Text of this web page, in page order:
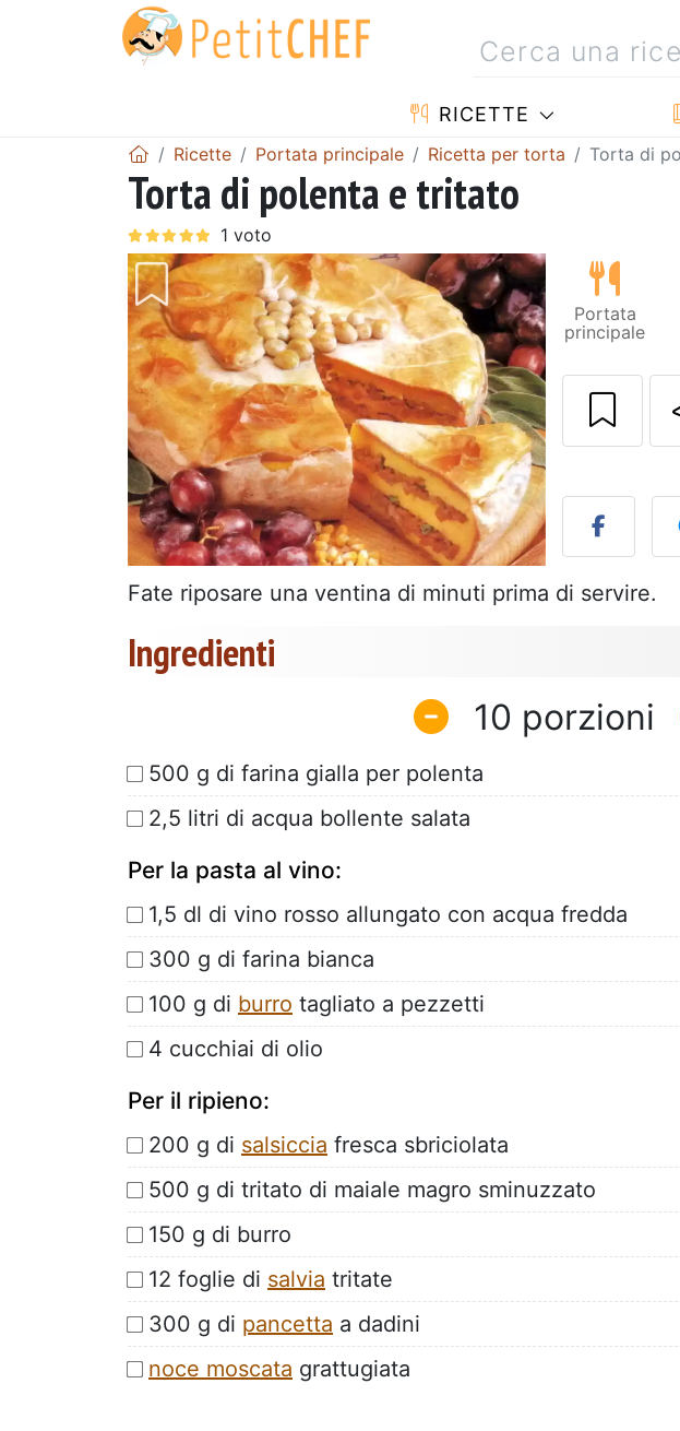
RICETTE
Ricette Portata principale Ricetta per torta Torta di
Torta di polenta e tritato
Portata
principale
Fate riposare una ventina di minuti prima di servire.
Ingredienti
10
500 g di farina gialla per polenta
2,5 litri di acqua bollente salata
Per la pasta al vino:
1,5 dl di vino rosso allungato con acqua fredda
300 g di farina bianca
100 g di burro tagliato a pezzetti
4 cucchiai di olio
Per il ripieno:
200 g di salsiccia fresca sbriciolata
500 g di tritato di maiale magro sminuzzato
150 g di burro
12 foglie di salvia tritate
300 g di pancetta a dadini
noce moscata grattugiata